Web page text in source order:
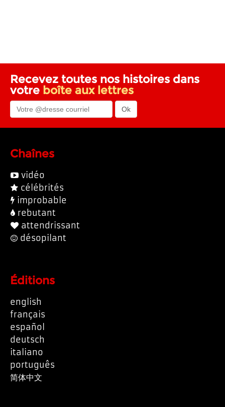
Recevez toutes nos histoires dans
votre boîte aux lettres
Chaînes
vidéo
célébrités
improbable
rebutant
attendrissant
désopilant
Éditions
english
français
español
deutsch
italiano
português
简体中文